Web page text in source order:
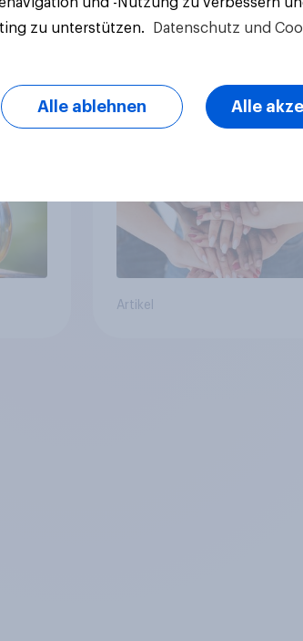
Verbraucher erwarten
von Marken mehr als
Symbolik
Artikel
zu unterstützen.
Datenschutz und
Alle ablehnen Alle